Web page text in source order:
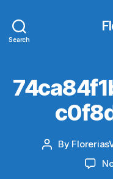
Search
Post
By